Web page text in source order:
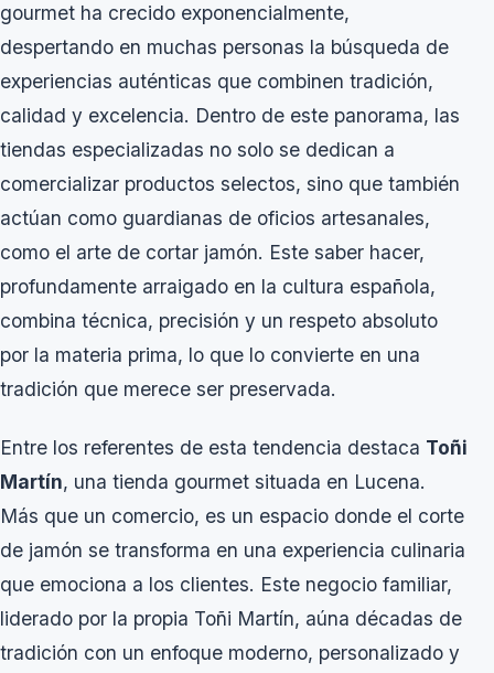
gourmet ha crecido exponencialmente,
despertando en muchas personas la búsqueda de
experiencias auténticas que combinen tradición,
calidad y excelencia. Dentro de este panorama, las
tiendas especializadas no solo se dedican a
comercializar productos selectos, sino que también
actúan como guardianas de oficios artesanales,
como el arte de cortar jamón. Este saber hacer,
profundamente arraigado en la cultura española,
combina técnica, precisión y un respeto absoluto
por la materia prima, lo que lo convierte en una
tradición que merece ser preservada.
Entre los referentes de esta tendencia destaca Toñi
Martín, una tienda gourmet situada en Lucena.
Más que un comercio, es un espacio donde el corte
de jamón se transforma en una experiencia culinaria
que emociona a los clientes. Este negocio familiar,
liderado por la propia Toñi Martín, aúna décadas de
tradición con un enfoque moderno, personalizado y